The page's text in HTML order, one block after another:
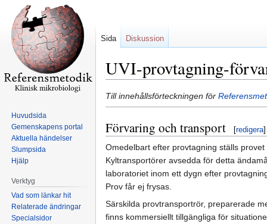
UVI-provtagning-
Hoppa
till
navigering
Hoppa
till
sök
Till innehållsförteckningen för
Förvaring och transport [redigera]
Omedelbart efter provtagning ställs
Kyltransportörer avsedda för detta
laboratoriet inom ett dygn efter
Prov får ej frysas.
Särskilda provtransportrör, preparerade
finns kommersiellt tillgängliga för
Sida Diskussion
Huvudsida
Gemenskapens portal
Aktuella händelser
Slumpsida
Hjälp
Verktyg
Vad som länkar hit
Relaterade ändringar
Specialsidor